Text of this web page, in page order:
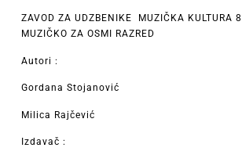
ZAVOD ZA UDZBENIKE MUZIČKA KULTURA
MUZIČKO ZA OSMI RAZRED
Autori :
Gordana Stojanović
Milica Rajčević
Izdavač :